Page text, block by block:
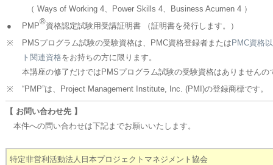
（ Ways of Working 4、Power Skills 4、Business Acumen 4 ）
●
PMP
®
資格認定試験用受講証明書 （証明書を発行します。）
※
PMSプログラム試験の受験資格は、PMC資格登録者または PMC資格
ト関連資格をお持ちの方に限ります。
本講座の修了だけではPMSプログラム試験の受験資格はありませんの
※
“PMP”は、Project Management Institute, Inc. (PMI)の登録商標です。
【 お問い合わせ先 】
本件への問い合わせは下記までお願いいたします。
特定非営利活動法人日本プロジェクトマネジメント協会